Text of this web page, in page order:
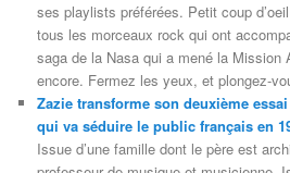
ses playlists préférées. Petit coup
tous les morceaux rock qui ont
saga de la Nasa qui a mené la Mission
encore. Fermez les yeux, et plongez-
Zazie transforme son deuxième
qui va séduire le public français en
Issue d’une famille dont le père est